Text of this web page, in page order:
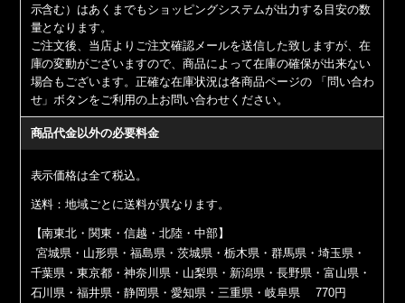
示含む）はあくまでもショッピングシステムが出力する目安の数
量となります。
ご注文後、当店よりご注文確認メールを送信した致しますが、在
庫の変動がございますので、商品によって在庫の確保が出来ない
場合もございます。正確な在庫状況は各商品ページの 「問い合わ
せ」ボタンをご利用の上お問い合わせください。
商品代金以外の必要料金
表示価格は全て税込。
送料：地域ごとに送料が異なります。
【南東北・関東・信越・北陸・中部】
宮城県・山形県・福島県・茨城県・栃木県・群馬県・埼玉県・
千葉県・東京都・神奈川県・山梨県・新潟県・長野県・富山県・
石川県・福井県・静岡県・愛知県・三重県・岐阜県 770円